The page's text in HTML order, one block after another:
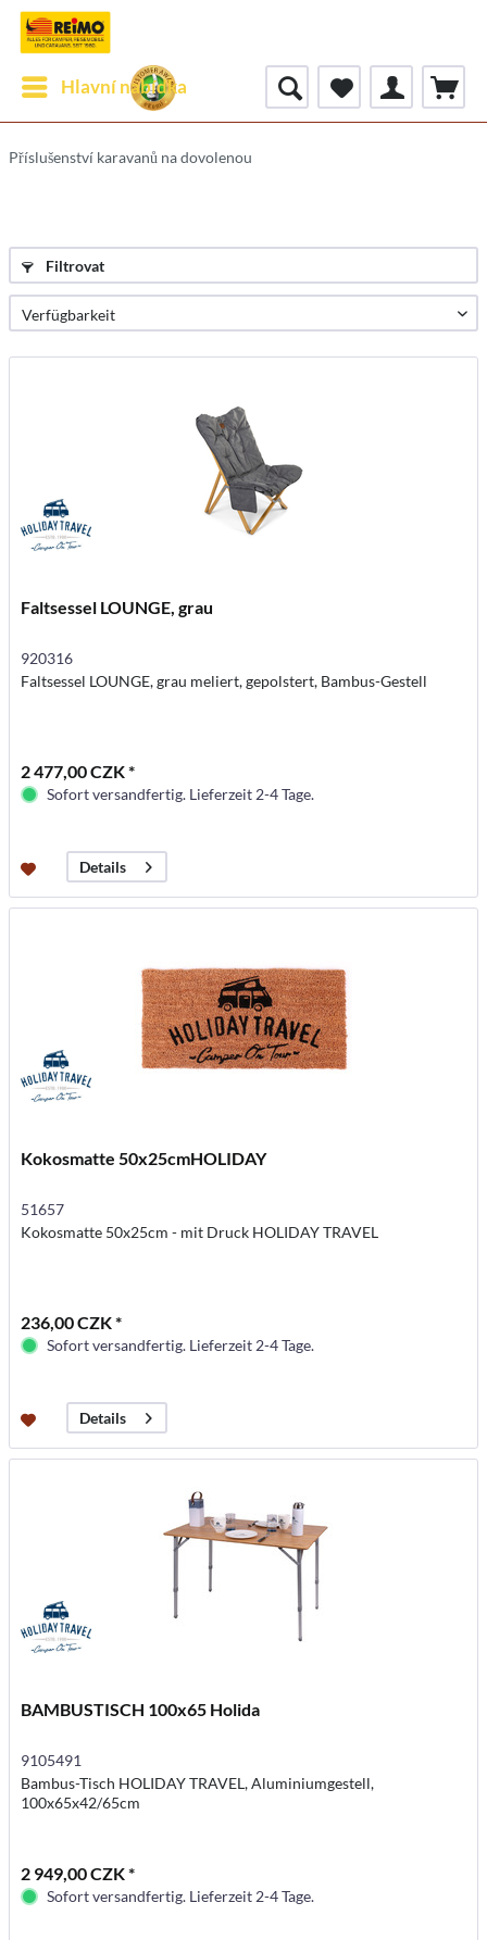
Hlavní nabídka
Příslušenství karavanů na dovolenou
Filtrovat
Faltsessel LOUNGE, grau
920316
Faltsessel LOUNGE, grau meliert, gepolstert, Bambus-Gestell
2 477,00 CZK *
Sofort versandfertig. Lieferzeit 2-4 Tage.
Details
Kokosmatte 50x25cmHOLIDAY
51657
Kokosmatte 50x25cm - mit Druck HOLIDAY TRAVEL
236,00 CZK *
Sofort versandfertig. Lieferzeit 2-4 Tage.
Details
BAMBUSTISCH 100x65 Holida
9105491
Bambus-Tisch HOLIDAY TRAVEL, Aluminiumgestell,
100x65x42/65cm
2 949,00 CZK *
Sofort versandfertig. Lieferzeit 2-4 Tage.